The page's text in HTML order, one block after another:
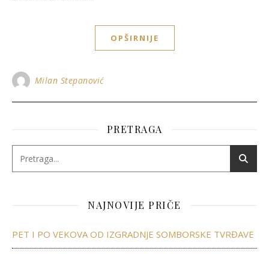
OPŠIRNIJE
Milan Stepanović
PRETRAGA
NAJNOVIJE PRIČE
PET I PO VEKOVA OD IZGRADNJE SOMBORSKE TVRĐAVE